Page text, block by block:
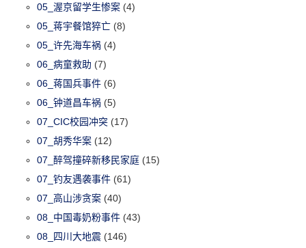
05_渥京留学生惨案 (4)
05_蒋宇餐馆猝亡 (8)
05_许先海车祸 (4)
06_病童救助 (7)
06_蒋国兵事件 (6)
06_钟道昌车祸 (5)
07_CIC校园冲突 (17)
07_胡秀华案 (12)
07_醉驾撞碎新移民家庭 (15)
07_钓友遇袭事件 (61)
07_高山涉贪案 (40)
08_中国毒奶粉事件 (43)
08_四川大地震 (146)